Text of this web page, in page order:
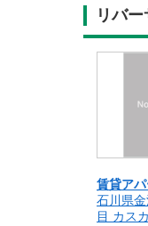
リバ
賃貸アパ
石川県
目 カス